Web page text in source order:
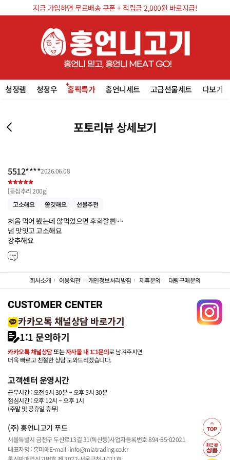
지금 가입하면 무료배송 쿠폰 + 적립금 2,000원 바로지급!
청정램 청정우 홍픽특가 홍언니세트 고급선물세트 다보기
포토리뷰 상세보기
5512****2026.06.08
[등심추리 200g]
고소해요
쫄깃해요 선물추천
처음 먹어 봤는데 않먹었으면 후회할뻔~~
넘 맛잇고 고소해요
강추해요
회사소개 이용약관 개인정보처리방침 제휴문의 대량구매문의
CUSTOMER CENTER
카카오톡 채널상담 바로가기
1:1 문의하기
카카오톡 채널상담또는자사몰 내 1:1문의로 남겨주시면
더욱 빠르고 친절한 상담 도와드리겠습니다.
고객센터 운영시간
근무시간 : 오전 9시 30분 ~ 오후 5시 30분
점심시간 : 오후 12시 ~ 오후 1시
(주말 및 공휴일 휴무)
(주) 홍언니고기 푸드
서울특별시 금천구 두산로13길 31(독산동)사업자등록번호 894-85-02021
대표자명 : 홍미애E-mail : info@miatrading.co.kr